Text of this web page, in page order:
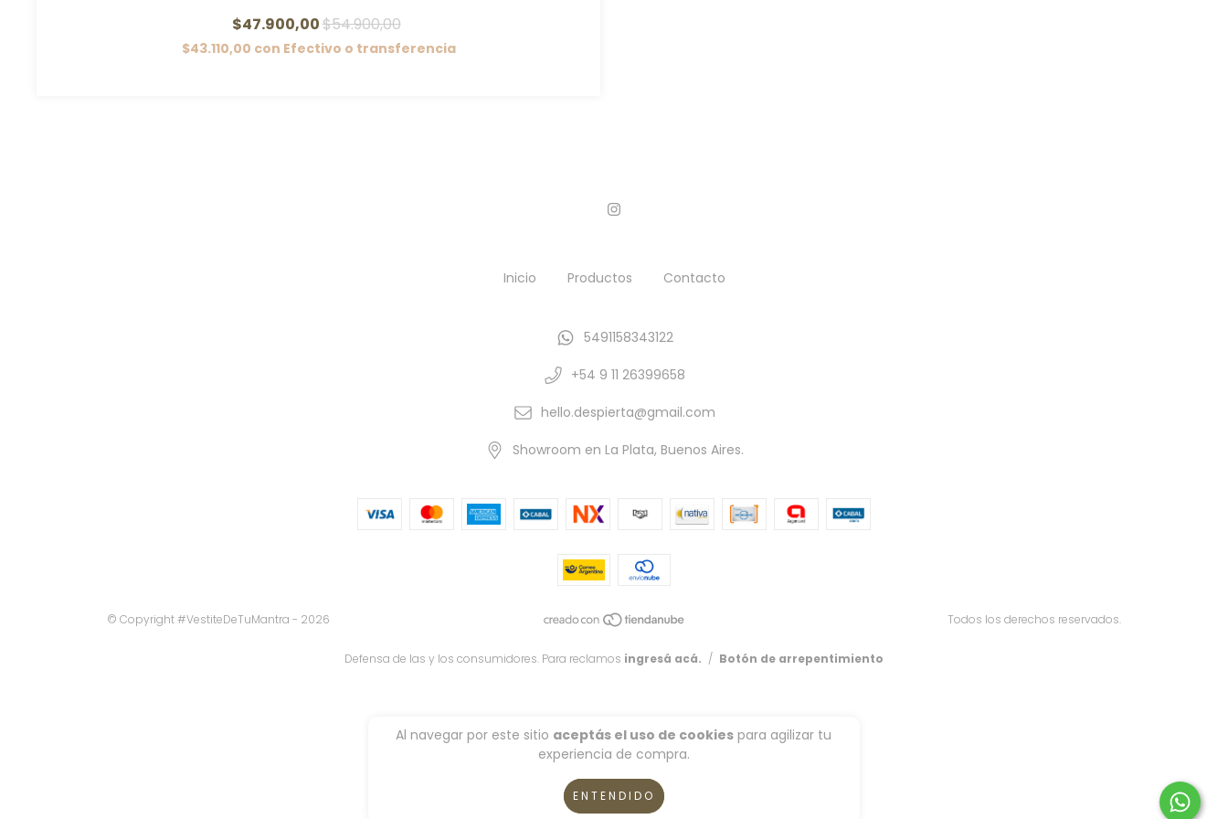
Al navegar por este sitio aceptás el uso de cookies para agilizar tu
experiencia de compra.
ENTENDIDO
$47.900,00$54.900,00
$43.110,00 con Efectivo o transferencia
Inicio Productos Contacto
5491158343122
+54 9 11 26399658
hello.despierta@gmail.com
Showroom en La Plata, Buenos Aires.
© Copyright #VestiteDeTuMantra - 2026 Todos los derechos reservados.
Defensa de las y los consumidores. Para reclamos ingresá acá. / Botón de arrepentimiento